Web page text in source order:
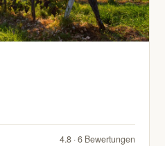
4.8 · 6 Bewertungen